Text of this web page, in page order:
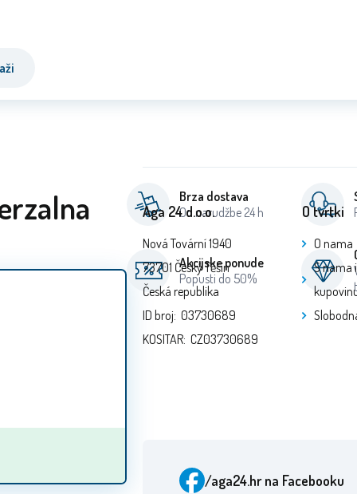
Brza dostava
Od narudžbe 24 h
Akcijske ponude
Popusti do 50%
Aga 24 d.o.o.
Nová Tovární 1940
73701 Český Těšín
Česká republika
ID broj: 03730689
KOSITAR: CZ03730689
O tvrtki
O nama
S nama
/aga24.hrna Facebooku